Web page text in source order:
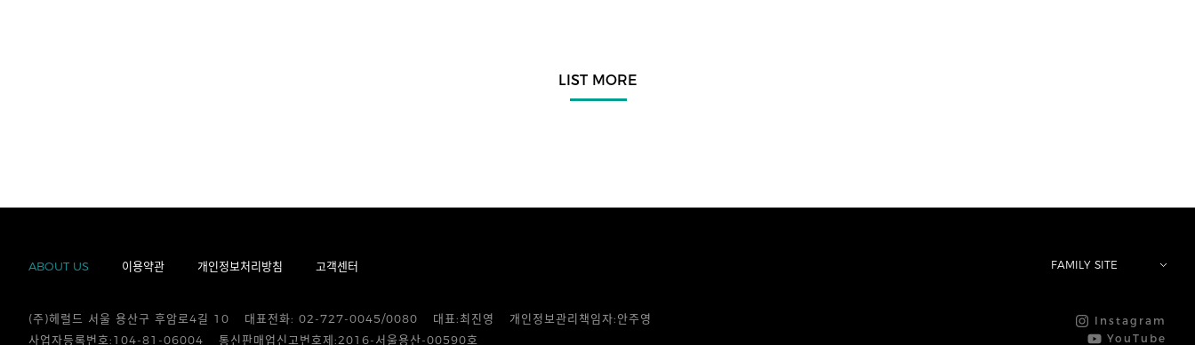
LIST MORE
ABOUT US 이용약관 개인정보처리방침 고객센터
(주)헤럴드 서울 용산구 후암로4길 10 대표전화: 02-727-0045/0080 대표:최진영
개인정보관리책임자:안주영
사업자등록번호:104-81-06004
통신판매업신고번호제:2016-서울용산-00590호
FAMILY SITE
Instagram
YouTube